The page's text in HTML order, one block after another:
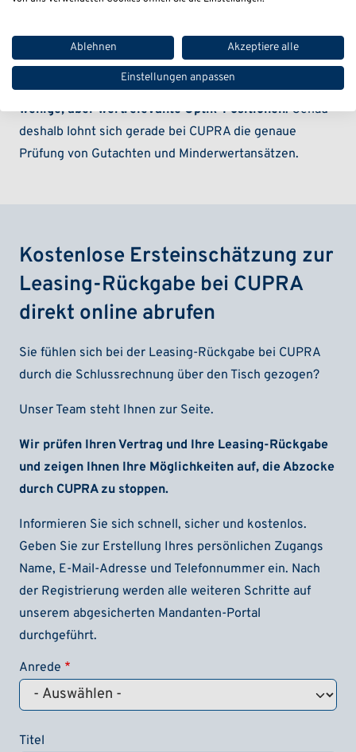
werden. Anders als bei einer klassischen
Volumenmarke entsteht die Belastung hier oft nicht
durch viele kleine Alltagsposten, sondern durch
wenige, aber wertrelevante Optik-Positionen. Genau
deshalb lohnt sich gerade bei CUPRA die genaue
Prüfung von Gutachten und Minderwertansätzen.
Kostenlose Ersteinschätzung zur
Leasing-Rückgabe bei CUPRA
direkt online abrufen
Sie fühlen sich bei der Leasing-Rückgabe bei CUPRA
durch die Schlussrechnung über den Tisch gezogen?
Unser Team steht Ihnen zur Seite.
Wir prüfen Ihren Vertrag und Ihre Leasing-Rückgabe
und zeigen Ihnen Ihre Möglichkeiten auf, die Abzocke
durch CUPRA zu stoppen.
Informieren Sie sich schnell, sicher und kostenlos.
Geben Sie zur Erstellung Ihres persönlichen Zugangs
Name, E-Mail-Adresse und Telefonnummer ein. Nach
der Registrierung werden alle weiteren Schritte auf
unserem abgesicherten Mandanten-Portal
durchgeführt.
Anrede
Titel
Ablehnen Akzeptiere alle
Einstellungen anpassen